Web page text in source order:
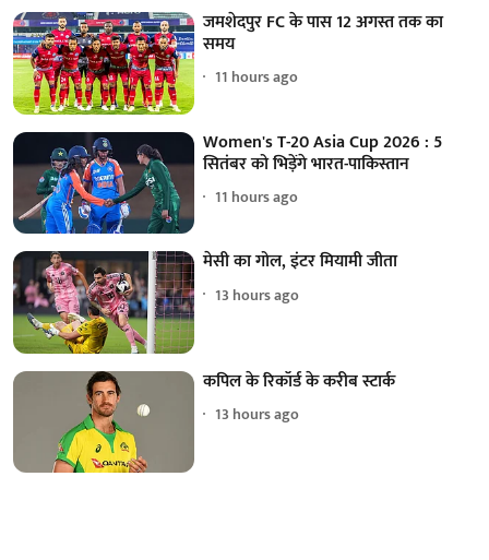
जमशेदपुर FC के पास 12 अगस्त तक का
समय
11 hours ago
Women's T-20 Asia Cup 2026 : 5
सितंबर को भिड़ेंगे भारत-पाकिस्तान
11 hours ago
मेसी का गोल, इंटर मियामी जीता
13 hours ago
कपिल के रिकॉर्ड के करीब स्टार्क
13 hours ago